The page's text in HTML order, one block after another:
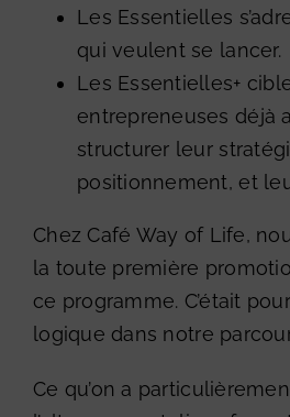
Les Essentielles
qui veulent se lancer.
Les Essentielles+
entrepreneuses déjà
structurer leur
positionnement, et
Chez Café Way of Life,
la toute première
ce programme. C’était
logique dans notre
Ce qu’on a